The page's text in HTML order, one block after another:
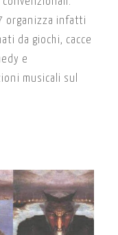
organizza infatti
da giochi, cacce
e
musicali sul